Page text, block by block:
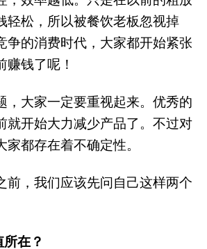
轻松，所以被餐饮老板忽视掉
争的消费时代，大家都开始紧张
赚钱了呢！
，大家一定要重视起来。优秀的
就开始大力减少产品了。不过对
都存在着不确定性。
前，我们应该先问自己这样两个
所在？